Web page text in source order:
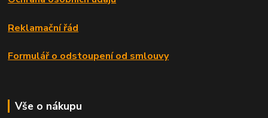
Reklamační řád
Formulář o odstoupení od smlouvy
Vše o nákupu